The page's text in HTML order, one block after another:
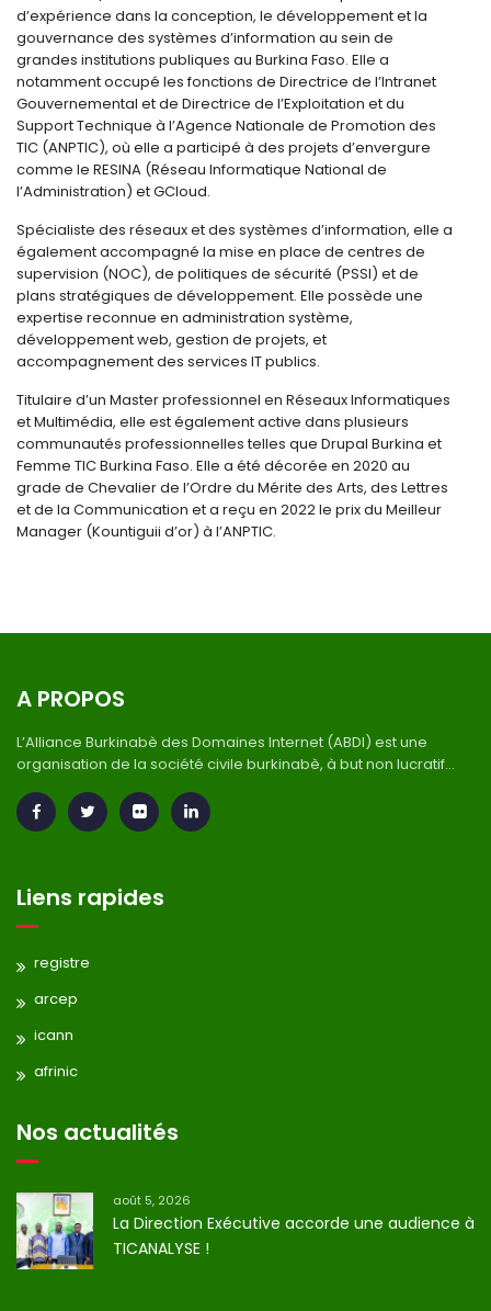
d’expérience dans la conception, le développement et la
gouvernance des systèmes d’information au sein de
grandes institutions publiques au Burkina Faso. Elle a
notamment occupé les fonctions de Directrice de l’Intranet
Gouvernemental et de Directrice de l’Exploitation et du
Support Technique à l’Agence Nationale de Promotion des
TIC (ANPTIC), où elle a participé à des projets d’envergure
comme le RESINA (Réseau Informatique National de
l’Administration) et GCloud.
Spécialiste des réseaux et des systèmes d’information, elle a
également accompagné la mise en place de centres de
supervision (NOC), de politiques de sécurité (PSSI) et de
plans stratégiques de développement. Elle possède une
expertise reconnue en administration système,
développement web, gestion de projets, et
accompagnement des services IT publics.
Titulaire d’un Master professionnel en Réseaux Informatiques
et Multimédia, elle est également active dans plusieurs
communautés professionnelles telles que Drupal Burkina et
Femme TIC Burkina Faso. Elle a été décorée en 2020 au
grade de Chevalier de l’Ordre du Mérite des Arts, des Lettres
et de la Communication et a reçu en 2022 le prix du Meilleur
Manager (Kountiguii d’or) à l’ANPTIC.
A PROPOS
L’Alliance Burkinabè des Domaines Internet (ABDI) est une
organisation de la société civile burkinabè, à but non lucratif...
Liens rapides
registre
arcep
icann
afrinic
Nos actualités
août 5, 2026
La Direction Exécutive accorde une audience à
TICANALYSE !